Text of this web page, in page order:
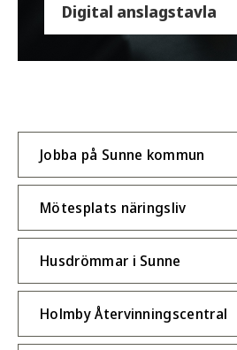
Digital anslagstavla
Jobba på Sunne kommun
Mötesplats näringsliv
Husdrömmar i Sunne
Holmby Återvinningscentral